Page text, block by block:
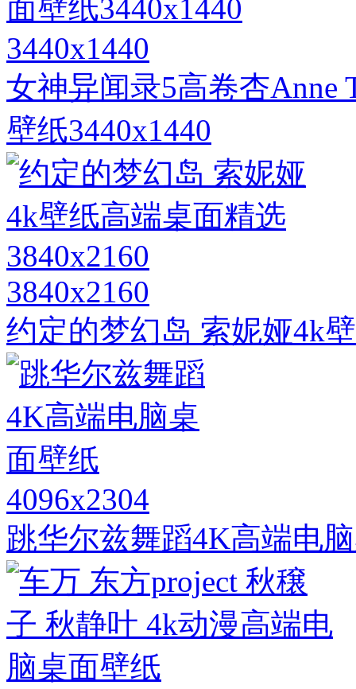
3440x1440
女神异闻录5高卷杏Anne
壁纸3440x1440
3840x2160
约定的梦幻岛 索妮娅4k
4096x2304
跳华尔兹舞蹈4K高端电